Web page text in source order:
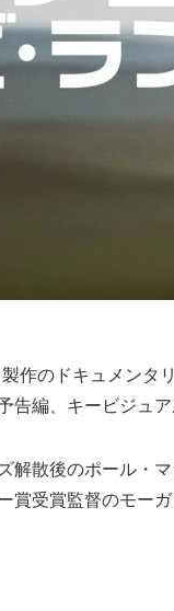
作のドキュメンタ
告編、キービジュ
解散後のポール・
賞受賞監督のモー